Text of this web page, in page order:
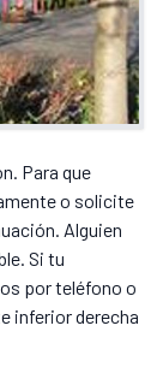
Para que
o solicite
Alguien
Si tu
por teléfono o
inferior derecha